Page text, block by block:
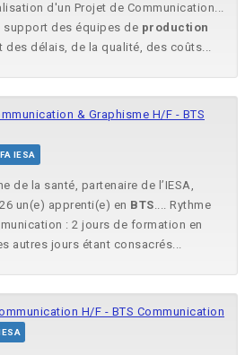
d'un Projet de Communication...
des équipes de production
des délais, de la qualité, des coûts...
& Graphisme H/F - BTS
IESA
de la santé, partenaire de l’IESA,
un(e) apprenti(e) en BTS.... Rythme
: 2 jours de formation en
autres jours étant consacrés...
H/F - BTS Communication